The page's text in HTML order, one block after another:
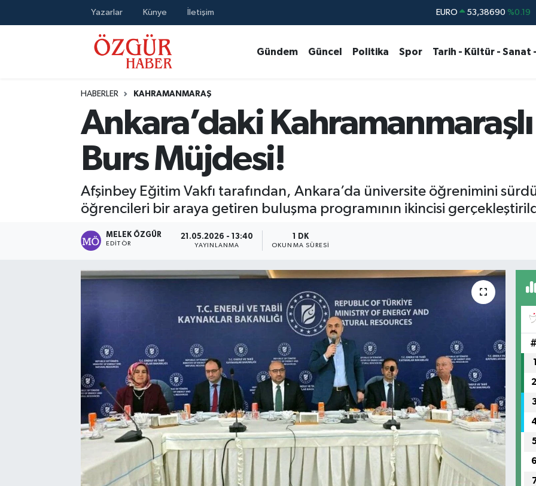
Yazarlar Künye İletişim STERLİN 61,60380 %0.18
BİST100 14.598,00 %0
Gündem Güncel Politika Spor Tarih - Kültür - Sanat
HABERLER KAHRAMANMARAŞ
Ankara’daki
Burs Müjdesi!
Afşinbey Eğitim Vakfı tarafından, Ankara’da üniversite öğrenimini
öğrencileri bir araya getiren buluşma programının ikincisi
MELEK ÖZGÜR
EDITÖR
21.05.2026 - 13:40
YAYINLANMA
1 DK
OKUNMA SÜRESI
#
1
2
6
MODA - GÜZELLİK
Tarih - Kültür - Sanat - Turizm
Nöbetçi Eczaneler
Trafik Durumu
Süper Lig Puan Durumu ve Fikstür
Tüm Manşetler
Son Dakika Haberleri